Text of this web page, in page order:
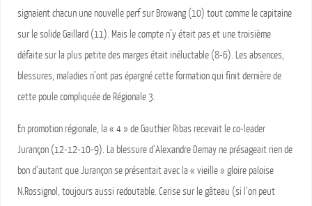
signaient chacun une nouvelle perf sur Browang (10) tout comme le capitaine
sur le solide Gaillard (11). Mais le compte n’y était pas et une troisième
défaite sur la plus petite des marges était inéluctable (8-6). Les absences,
blessures, maladies n’ont pas épargné cette formation qui finit dernière de
cette poule compliquée de Régionale 3.
En promotion régionale, la « 4 » de Gauthier Ribas recevait le co-leader
Jurançon (12-12-10-9). La blessure d’Alexandre Demay ne présageait rien de
bon d’autant que Jurançon se présentait avec la « vieille » gloire paloise
N.Rossignol, toujours aussi redoutable. Cerise sur le gâteau (si l’on peut